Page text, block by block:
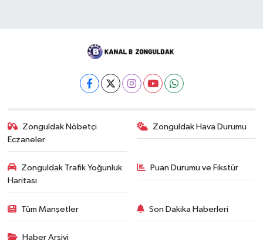
Zonguldak Nöbetçi
Eczaneler
Zonguldak Hava Durumu
Zonguldak Trafik Yoğunluk
Haritası
Puan Durumu ve Fikstür
Tüm Manşetler Son Dakika Haberleri
Haber Arşivi